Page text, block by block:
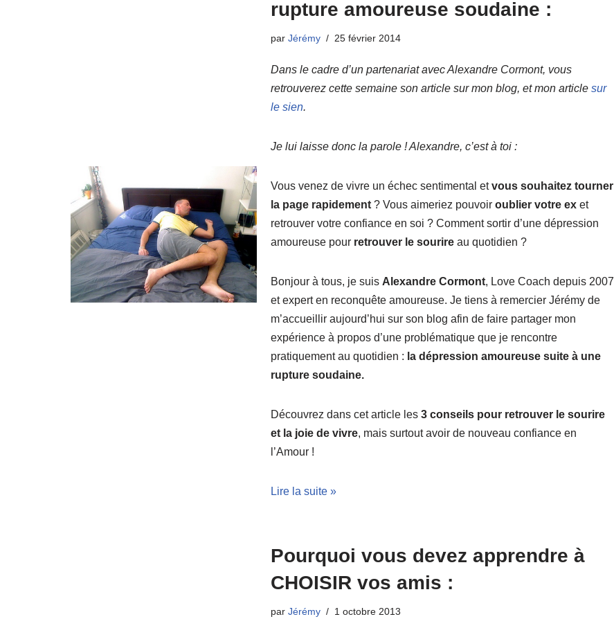
rupture amoureuse soudaine :
parJérémy 25 février 2014
Dans le cadre d’un partenariat avec Alexandre Cormont, vous
retrouverez cette semaine son article sur mon blog, et mon articlesur
le sien.
Je lui laisse donc la parole ! Alexandre, c’est à toi :
Vous venez de vivre un échec sentimental etvous souhaitez tourner
la page rapidement ? Vous aimeriez pouvoiroublier votre ex et
retrouver votre confiance en soi ? Comment sortir d’une dépression
amoureuse pour retrouver le sourire au quotidien ?
Bonjour à tous, je suis Alexandre Cormont, Love Coach depuis 2007
et expert en reconquête amoureuse. Je tiens à remercier Jérémy de
m’accueillir aujourd’hui sur son blog afin de faire partager mon
expérience à propos d’une problématique que je rencontre
pratiquement au quotidien : la dépression amoureuse suite à une
rupture soudaine.
Découvrez dans cet article les 3 conseils pour retrouver le sourire
et la joie de vivre, mais surtout avoir de nouveau confiance en
l’Amour !
Lire la suite »
Pourquoi vous devez apprendre à
CHOISIR vos amis :
parJérémy 1 octobre 2013